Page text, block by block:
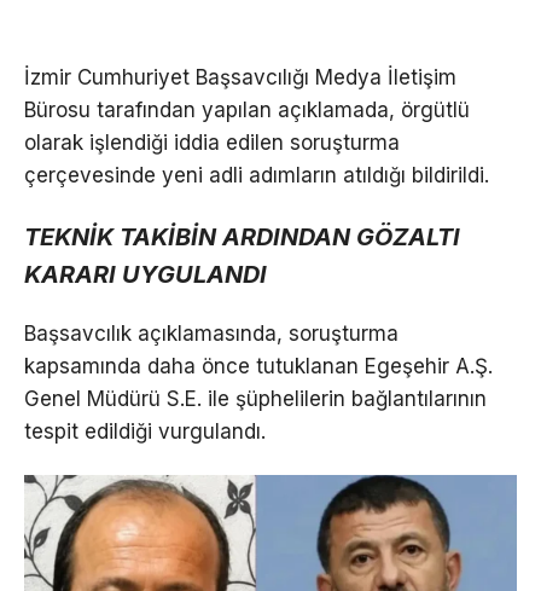
İzmir Cumhuriyet Başsavcılığı Medya İletişim
Bürosu tarafından yapılan açıklamada, örgütlü
olarak işlendiği iddia edilen soruşturma
çerçevesinde yeni adli adımların atıldığı bildirildi.
TEKNİK TAKİBİN ARDINDAN GÖZALTI
KARARI UYGULANDI
Başsavcılık açıklamasında, soruşturma
kapsamında daha önce tutuklanan Egeşehir A.Ş.
Genel Müdürü S.E. ile şüphelilerin bağlantılarının
tespit edildiği vurgulandı.